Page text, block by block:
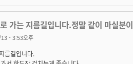
가는 지름길입니다.정말 같이 마실분이
- 3:53오후
름길입니다.